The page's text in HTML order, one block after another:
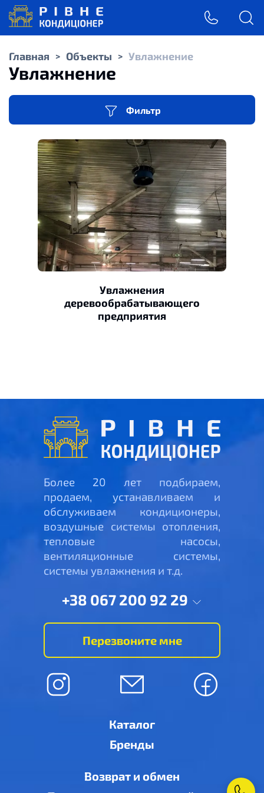
Главная > Объекты > Увлажнение
Увлажнение
Фильтр
Увлажнения
деревообрабатывающего
предприятия
Более 20 лет подбираем,
продаем, устанавливаем и
обслуживаем кондиционеры,
воздушные системы отопления,
тепловые насосы,
вентиляционные системы,
системы увлажнения и т.д.
+38 067 200 92 29
Перезвоните мне
Каталог
Бренды
Возврат и обмен